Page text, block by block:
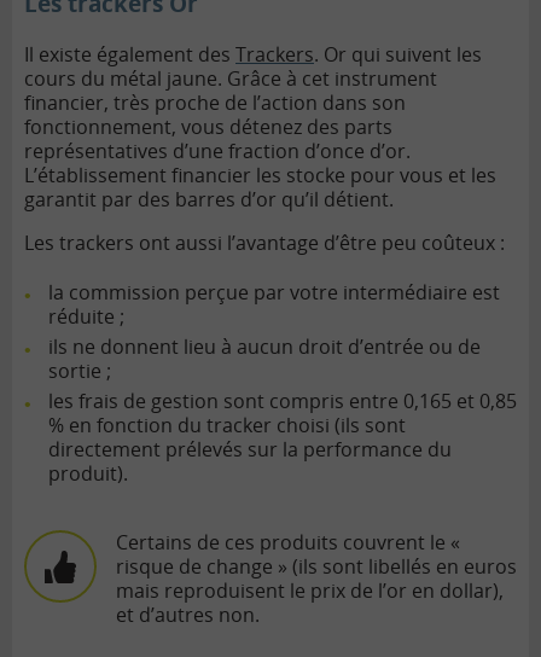
Il existe également des Trackers. Or qui suivent les
cours du métal jaune. Grâce à cet instrument
financier, très proche de l’action dans son
fonctionnement, vous détenez des parts
représentatives d’une fraction d’once d’or.
L’établissement financier les stocke pour vous et les
garantit par des barres d’or qu’il détient.
Les trackers ont aussi l’avantage d’être peu coûteux :
la commission perçue par votre intermédiaire est
réduite ;
ils ne donnent lieu à aucun droit d’entrée ou de
sortie ;
les frais de gestion sont compris entre 0,165 et 0,85
% en fonction du tracker choisi (ils sont
directement prélevés sur la performance du
produit).
Certains de ces produits couvrent le «
risque de change » (ils sont libellés en euros
mais reproduisent le prix de l’or en dollar),
et d’autres non.